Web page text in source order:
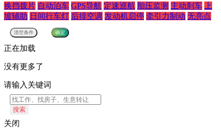
换挡拨片 自动泊车 GPS导航 定速巡航 胎压监测 主动刹车
上
坡辅助 日间行车灯 后排空调 发动机启停 牵引力制动 无亮点
正在加载
没有更多了
请输入关键词
搜索
关闭